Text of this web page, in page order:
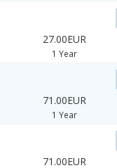
27.00EUR
1 Year
71.00EUR
1 Year
71.00EUR